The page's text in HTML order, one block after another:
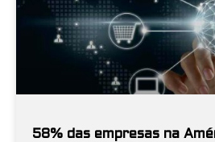
58% das empresas na